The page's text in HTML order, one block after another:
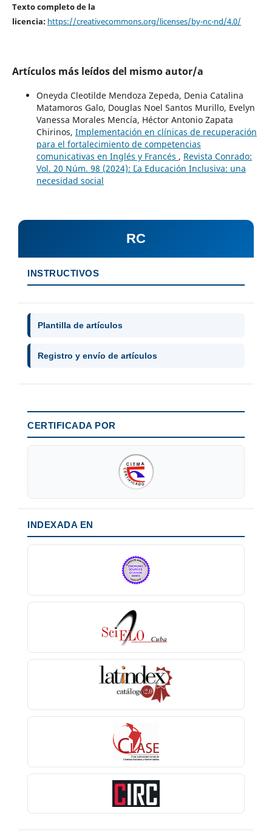
Texto completo de la
licencia: https://creativecommons.org/licenses/by-nc-nd/4.0/
Artículos más leídos del mismo autor/a
Oneyda Cleotilde Mendoza Zepeda, Denia Catalina
Matamoros Galo, Douglas Noel Santos Murillo, Evelyn
Vanessa Morales Mencía, Héctor Antonio Zapata
Chirinos, Implementación en clínicas de recuperación
para el fortalecimiento de competencias
comunicativas en Inglés y Francés , Revista Conrado:
Vol. 20 Núm. 98 (2024): ¨¨La Educación Inclusiva: una
necesidad social
RC
INSTRUCTIVOS
Plantilla de artículos
Registro y envío de artículos
CERTIFICADA POR
INDEXADA EN